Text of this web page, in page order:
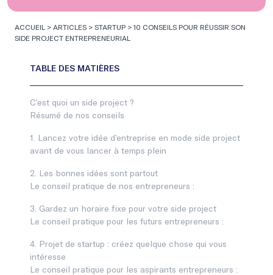
ACCUEIL > ARTICLES > STARTUP > 10 CONSEILS POUR RÉUSSIR SON
SIDE PROJECT ENTREPRENEURIAL
C’est quoi un side project ?
Résumé de nos conseils
1. Lancez votre idée d’entreprise en mode side project
avant de vous lancer à temps plein
2. Les bonnes idées sont partout
Le conseil pratique de nos entrepreneurs :
3. Gardez un horaire fixe pour votre side project
Le conseil pratique pour les futurs entrepreneurs :
4. Projet de startup : créez quelque chose qui vous
intéresse
Le conseil pratique pour les aspirants entrepreneurs :